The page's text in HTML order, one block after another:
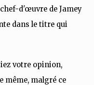
d'œuvre de Jamey
dans le titre qui
votre opinion,
même, malgré ce